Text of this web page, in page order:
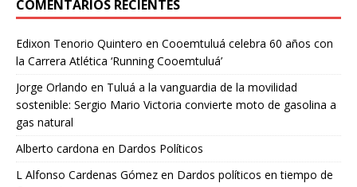
COMENTARIOS RECIENTES
Edixon Tenorio Quintero en Cooemtuluá celebra 60 años con
la Carrera Atlética ‘Running Cooemtuluá’
Jorge Orlando en Tuluá a la vanguardia de la movilidad
sostenible: Sergio Mario Victoria convierte moto de gasolina a
gas natural
Alberto cardona en Dardos Políticos
L Alfonso Cardenas Gómez en Dardos políticos en tiempo de